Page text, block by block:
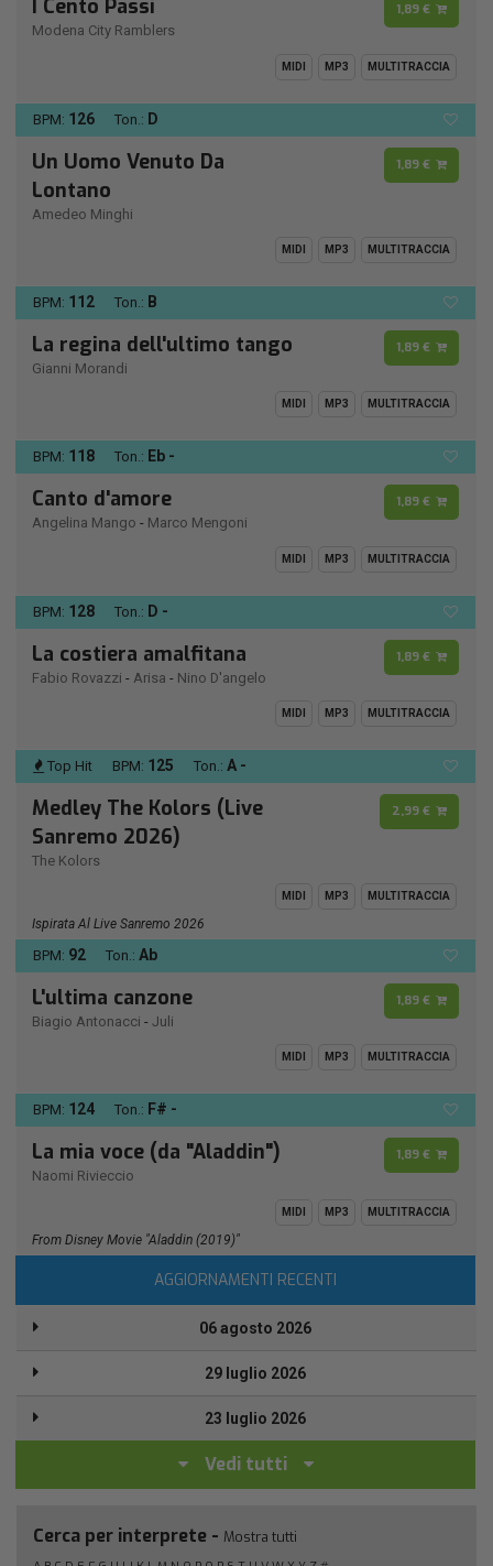
I Cento Passi
Modena City Ramblers
1,89 €
MIDI MP3 MULTITRACCIA
BPM: 126 Ton.: D
Un Uomo Venuto Da
Lontano
Amedeo Minghi
1,89 €
MIDI MP3 MULTITRACCIA
BPM: 112 Ton.: B
La regina dell'ultimo tango
Gianni Morandi
1,89 €
MIDI MP3 MULTITRACCIA
BPM: 118 Ton.: Eb -
Canto d'amore
Angelina Mango - Marco Mengoni
1,89 €
MIDI MP3 MULTITRACCIA
BPM: 128 Ton.: D -
La costiera amalfitana
Fabio Rovazzi - Arisa - Nino D'angelo
1,89 €
MIDI MP3 MULTITRACCIA
Top Hit BPM: 125 Ton.: A -
Medley The Kolors (Live
Sanremo 2026)
The Kolors
2,99 €
MIDI MP3 MULTITRACCIA
Ispirata Al Live Sanremo 2026
BPM: 92 Ton.: Ab
L'ultima canzone
Biagio Antonacci - Juli
1,89 €
MIDI MP3 MULTITRACCIA
BPM: 124 Ton.: F# -
La mia voce (da "Aladdin")
Naomi Rivieccio
1,89 €
MIDI MP3 MULTITRACCIA
From Disney Movie "Aladdin (2019)"
AGGIORNAMENTI RECENTI
06 agosto 2026
29 luglio 2026
23 luglio 2026
Vedi tutti
Cerca per interprete - Mostra tutti